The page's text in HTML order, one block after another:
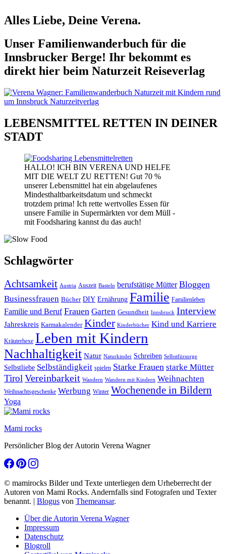
Alles Liebe, Deine Verena.
Unser Familienwanderbuch für die
Innsbrucker Berge! Ihr bekommt es
direkt hier beim Naturzeit Reiseverlag
LEBENSMITTEL RETTEN IN DEINER
STADT
HALLO! ICH BIN VERENA UND HELFE
MIT DIE WELT ZU RETTEN! Gut 70 %
unserer Lebensmittel hat ein abgelaufenes
Mindesthaltbarkeitsdatum und schmeckt
trotzdem prima! Ich rette wertvolles Essen für
unsere Familie in Supermärkten vor dem Müll -
mit Foodsharing kannst du das auch!
Schlagwörter
Achtsamkeit Austria Auszeit Basteln berufstätige Mütter Bloggen
Businessfrauen Bücher DIY Ernährung Familie Familienleben
Familie und Beruf Frauen Garten Gesundheit Innsbruck Interview
Jahreskreis Karmakalender Kinder Kinderbücher Kind und Karriere
Kräuterhexe Leben mit Kindern
Nachhaltigkeit Natur Naturkinder Schreiben Selbstfürsorge
Selbstliebe Selbständigkeit spielen Starke Frauen starke Mütter
Tirol Vereinbarkeit Wandern Wandern mit Kindern Weihnachten
Weihnachtsgeschenke Werbung Winter Wochenende in Bildern
Yoga
Mami rocks
Persönlicher Blog der Autorin Verena Wagner
© mamirocks Bilder und Texte unterliegen dem Urheberrecht der
Autoren von Mami Rocks. Andernfalls sind Fotografen und Texter
benannt. | Blogus von Themeansar.
Über die Autorin Verena Wagner
Impressum
Datenschutz
Blogroll